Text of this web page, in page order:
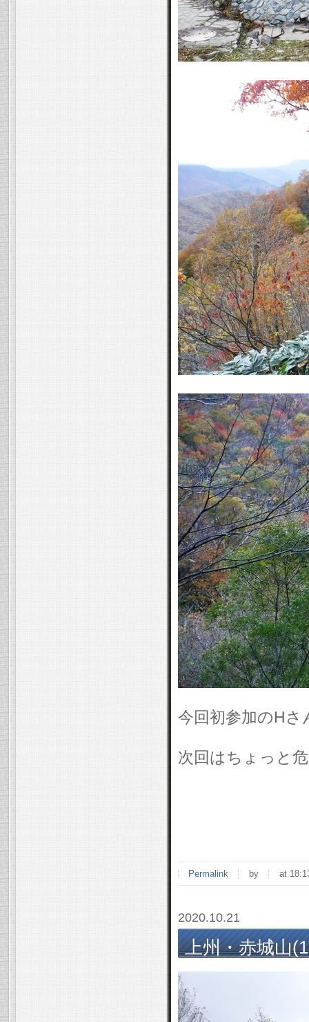
今回初参加のH
次回はちょっと
Permalink by at
2020.10.21
上州・赤城山